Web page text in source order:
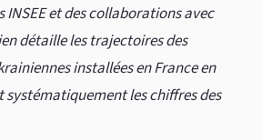
INSEE et des collaborations avec
détaille les trajectoires des
installées en France en
systématiquement les chiffres des